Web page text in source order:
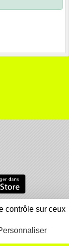
inapproprié
Connexion
contrôle sur ceux